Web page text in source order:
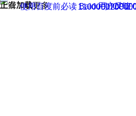
正在加载
上滑加载更多 用户反馈
使用百度前必读 Baidu 京ICP证
京公网安备